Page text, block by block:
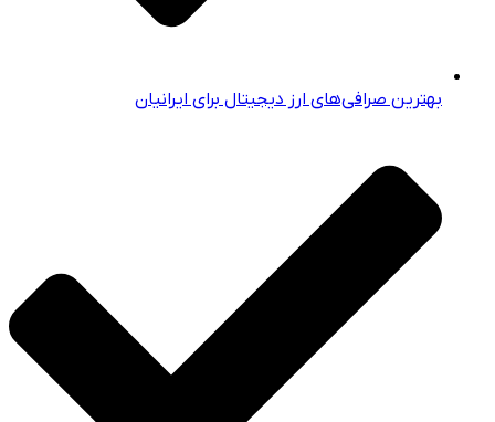
بهترین صرافی‌های ارز دیجیتال برای ایرانیان